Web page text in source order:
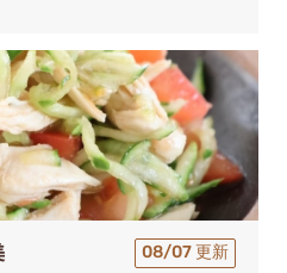
08/07 更新